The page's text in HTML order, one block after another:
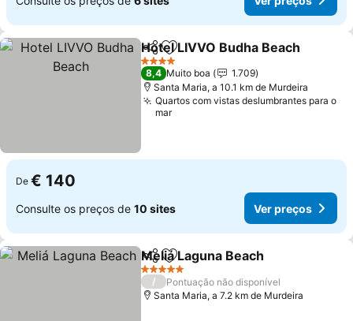
PartilharAdicionar aos favoritos
Hotel LIVVO Budha Beach
4 Estrelas
8,4 Muito boa
1.709
Santa Maria, a 10.1 km de Murdeira
Quartos com vistas deslumbrantes para o
mar
De € 140
Consulte os preços de 10 sites Ver preços
PartilharAdicionar aos favoritos
Meliá Laguna Beach
5 Estrelas
/
Pontuação não disponível
Santa Maria, a 7.2 km de Murdeira